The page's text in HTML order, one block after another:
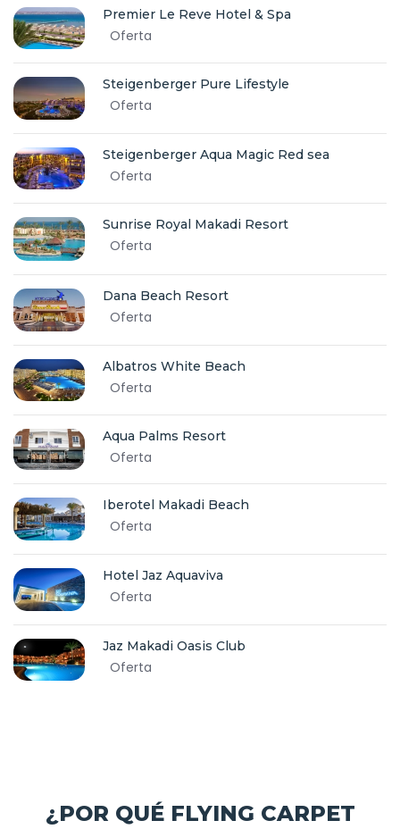
Premier Le Reve Hotel & Spa
Oferta
Steigenberger Pure Lifestyle
Oferta
Steigenberger Aqua Magic Red sea
Oferta
Sunrise Royal Makadi Resort
Oferta
Dana Beach Resort
Oferta
Albatros White Beach
Oferta
Aqua Palms Resort
Oferta
Iberotel Makadi Beach
Oferta
Hotel Jaz Aquaviva
Oferta
Jaz Makadi Oasis Club
Oferta
¿POR QUÉ FLYING CARPET